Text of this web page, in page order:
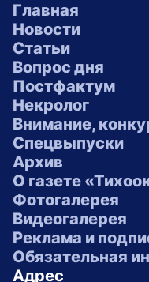
Главная
Новости
Статьи
Вопрос дня
Постфактум
Некролог
Внимание,
Спецвыпуски
Архив
О газете
Фотогалерея
Видеогалерея
Реклама и
Обязательная
Адрес